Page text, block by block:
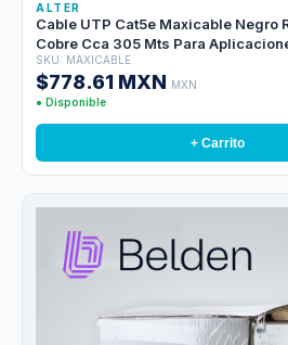
ALTER
Cable UTP Cat5e Maxicable Negro
Cobre Cca 305 Mts Para
Domesticas, Cubierta Pvc
SKU: MAXICABLE
$778.61 MXN MXN
● Disponible
+ Carrito